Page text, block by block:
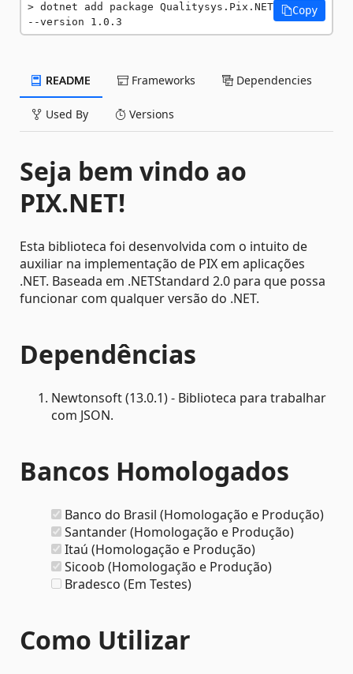
dotnet add package Qualitysys.Pix.NET
--version 1.0.3
Copy
README Frameworks Dependencies
Used By Versions
Seja bem vindo ao
PIX.NET!
Esta biblioteca foi desenvolvida com o intuito de
auxiliar na implementação de PIX em aplicações
.NET. Baseada em .NETStandard 2.0 para que possa
funcionar com qualquer versão do .NET.
Dependências
Newtonsoft (13.0.1) - Biblioteca para trabalhar
com JSON.
Bancos Homologados
Banco do Brasil (Homologação e Produção)
Santander (Homologação e Produção)
Itaú (Homologação e Produção)
Sicoob (Homologação e Produção)
Bradesco (Em Testes)
Como Utilizar